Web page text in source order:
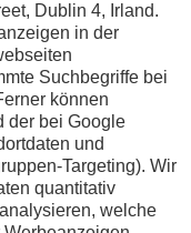
Dublin 4, Irland.
in der
Suchbegriffe bei
können
der bei Google
und
Targeting). Wir
quantitativ
welche